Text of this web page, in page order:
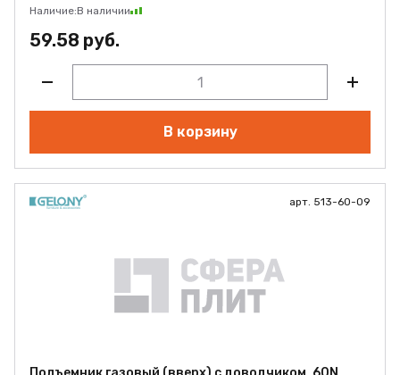
Наличие:В наличии
59.58 руб.
В корзину
арт. 513-60-09